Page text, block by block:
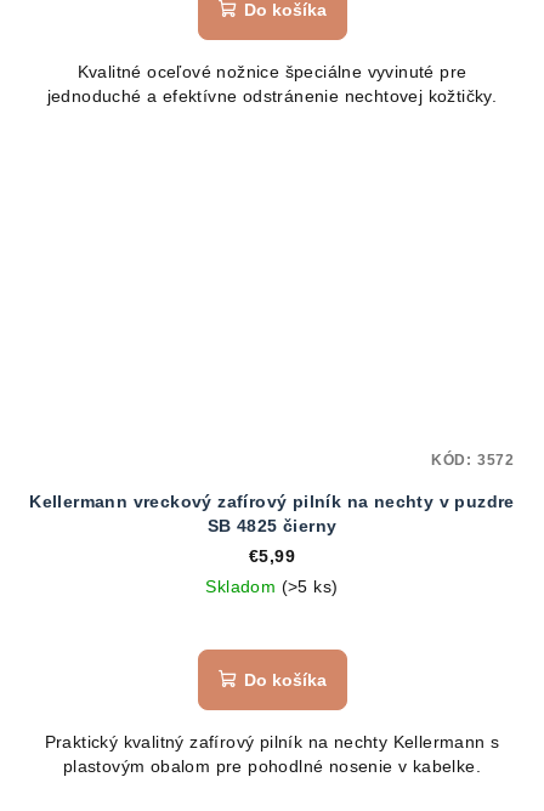
Do košíka
Kvalitné oceľové nožnice špeciálne vyvinuté pre
jednoduché a efektívne odstránenie nechtovej kožtičky.
Kellermann vreckový zafírový pilník na nechty v puzdre
SB 4825 čierny
€5,99
Skladom (>5 ks)
Do košíka
Praktický kvalitný zafírový pilník na nechty Kellermann s
plastovým obalom pre pohodlné nosenie v kabelke.
KÓD: 3572